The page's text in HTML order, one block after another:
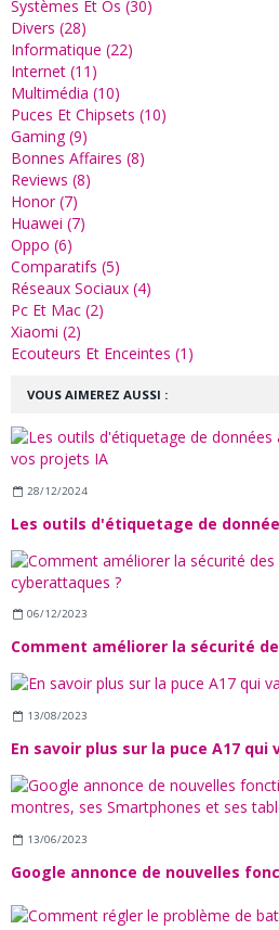
VOUS AIMEREZ AUSSI :
28/12/2024
06/12/2023
13/08/2023
En savoir plus sur la puce A17 qui
13/06/2023
Systèmes Et Os (30)
Divers (28)
Informatique (22)
Internet (11)
Multimédia (10)
Puces Et Chipsets (10)
Gaming (9)
Bonnes Affaires (8)
Reviews (8)
Honor (7)
Huawei (7)
Oppo (6)
Comparatifs (5)
Réseaux Sociaux (4)
Pc Et Mac (2)
Xiaomi (2)
Ecouteurs Et Enceintes (1)